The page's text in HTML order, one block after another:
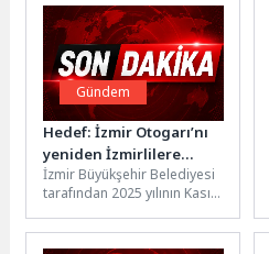
Gündem
Hedef: İzmir Otogarı’nı
yeniden İzmirlilere
kazandırmak
İzmir Büyükşehir Belediyesi
tarafından 2025 yılının Kasım
haksız işgali nedeniyle
başlatılan haciz...